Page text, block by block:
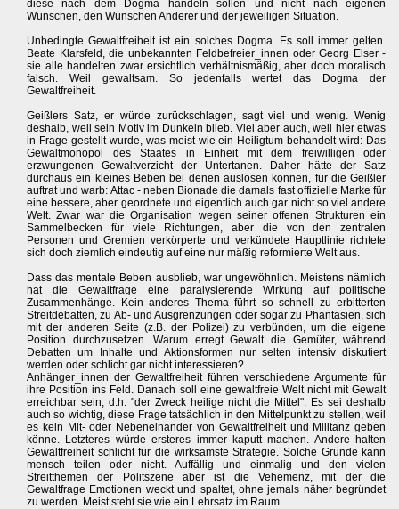
diese nach dem Dogma handeln sollen und nicht nach eigenen
Wünschen, den Wünschen Anderer und der jeweiligen Situation.
Unbedingte Gewaltfreiheit ist ein solches Dogma. Es soll immer gelten.
Beate Klarsfeld, die unbekannten Feldbefreier_innen oder Georg Elser -
sie alle handelten zwar ersichtlich verhältnismäßig, aber doch moralisch
falsch. Weil gewaltsam. So jedenfalls wertet das Dogma der
Gewaltfreiheit.
Geißlers Satz, er würde zurückschlagen, sagt viel und wenig. Wenig
deshalb, weil sein Motiv im Dunkeln blieb. Viel aber auch, weil hier etwas
in Frage gestellt wurde, was meist wie ein Heiligtum behandelt wird: Das
Gewaltmonopol des Staates in Einheit mit dem freiwilligen oder
erzwungenen Gewaltverzicht der Untertanen. Daher hätte der Satz
durchaus ein kleines Beben bei denen auslösen können, für die Geißler
auftrat und warb: Attac - neben Bionade die damals fast offizielle Marke für
eine bessere, aber geordnete und eigentlich auch gar nicht so viel andere
Welt. Zwar war die Organisation wegen seiner offenen Strukturen ein
Sammelbecken für viele Richtungen, aber die von den zentralen
Personen und Gremien verkörperte und verkündete Hauptlinie richtete
sich doch ziemlich eindeutig auf eine nur mäßig reformierte Welt aus.
Dass das mentale Beben ausblieb, war ungewöhnlich. Meistens nämlich
hat die Gewaltfrage eine paralysierende Wirkung auf politische
Zusammenhänge. Kein anderes Thema führt so schnell zu erbitterten
Streitdebatten, zu Ab- und Ausgrenzungen oder sogar zu Phantasien, sich
mit der anderen Seite (z.B. der Polizei) zu verbünden, um die eigene
Position durchzusetzen. Warum erregt Gewalt die Gemüter, während
Debatten um Inhalte und Aktionsformen nur selten intensiv diskutiert
werden oder schlicht gar nicht interessieren?
Anhänger_innen der Gewaltfreiheit führen verschiedene Argumente für
ihre Position ins Feld. Danach soll eine gewaltfreie Welt nicht mit Gewalt
erreichbar sein, d.h. "der Zweck heilige nicht die Mittel". Es sei deshalb
auch so wichtig, diese Frage tatsächlich in den Mittelpunkt zu stellen, weil
es kein Mit- oder Nebeneinander von Gewaltfreiheit und Militanz geben
könne. Letzteres würde ersteres immer kaputt machen. Andere halten
Gewaltfreiheit schlicht für die wirksamste Strategie. Solche Gründe kann
mensch teilen oder nicht. Auffällig und einmalig und den vielen
Streitthemen der Politszene aber ist die Vehemenz, mit der die
Gewaltfrage Emotionen weckt und spaltet, ohne jemals näher begründet
zu werden. Meist steht sie wie ein Lehrsatz im Raum.